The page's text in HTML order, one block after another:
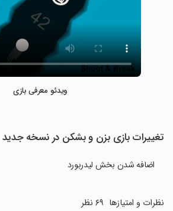
ویدئو معرفی بازی
تغییرات بازی بزن و بشکن در نسخه جدید
اضافه شدن بخش لیدربورد
نظرات و امتیازها